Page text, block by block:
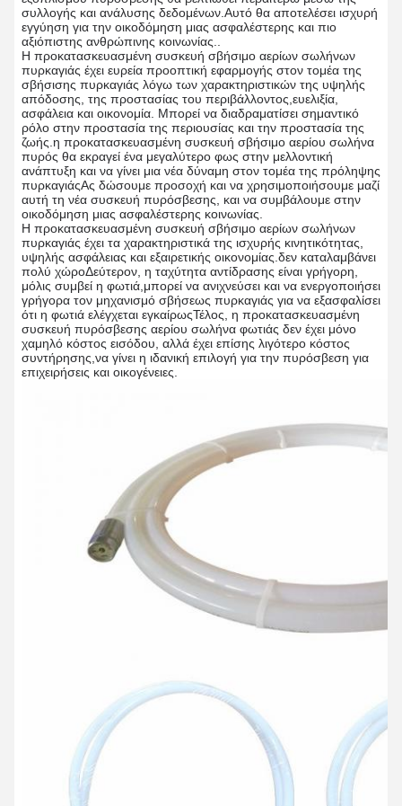
συλλογής και ανάλυσης δεδομένων.Αυτό θα αποτελέσει ισχυρή
εγγύηση για την οικοδόμηση μιας ασφαλέστερης και πιο
αξιόπιστης ανθρώπινης κοινωνίας..
Η προκατασκευασμένη συσκευή σβήσιμο αερίων σωλήνων
πυρκαγιάς έχει ευρεία προοπτική εφαρμογής στον τομέα της
σβήσισης πυρκαγιάς λόγω των χαρακτηριστικών της υψηλής
απόδοσης, της προστασίας του περιβάλλοντος,ευελιξία,
ασφάλεια και οικονομία. Μπορεί να διαδραματίσει σημαντικό
ρόλο στην προστασία της περιουσίας και την προστασία της
ζωής.η προκατασκευασμένη συσκευή σβήσιμο αερίου σωλήνα
πυρός θα εκραγεί ένα μεγαλύτερο φως στην μελλοντική
ανάπτυξη και να γίνει μια νέα δύναμη στον τομέα της πρόληψης
πυρκαγιάςΑς δώσουμε προσοχή και να χρησιμοποιήσουμε μαζί
αυτή τη νέα συσκευή πυρόσβεσης, και να συμβάλουμε στην
οικοδόμηση μιας ασφαλέστερης κοινωνίας.
Η προκατασκευασμένη συσκευή σβήσιμο αερίων σωλήνων
πυρκαγιάς έχει τα χαρακτηριστικά της ισχυρής κινητικότητας,
υψηλής ασφάλειας και εξαιρετικής οικονομίας.δεν καταλαμβάνει
πολύ χώροΔεύτερον, η ταχύτητα αντίδρασης είναι γρήγορη,
μόλις συμβεί η φωτιά,μπορεί να ανιχνεύσει και να ενεργοποιήσει
γρήγορα τον μηχανισμό σβήσεως πυρκαγιάς για να εξασφαλίσει
ότι η φωτιά ελέγχεται εγκαίρωςΤέλος, η προκατασκευασμένη
συσκευή πυρόσβεσης αερίου σωλήνα φωτιάς δεν έχει μόνο
χαμηλό κόστος εισόδου, αλλά έχει επίσης λιγότερο κόστος
συντήρησης,να γίνει η ιδανική επιλογή για την πυρόσβεση για
επιχειρήσεις και οικογένειες.